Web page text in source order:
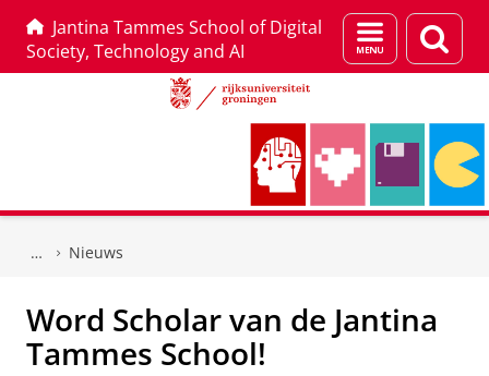
Jantina Tammes School of Digital
Society, Technology and AI
Menu
en
Nieuws
Word Scholar van de Jantina
Tammes School!